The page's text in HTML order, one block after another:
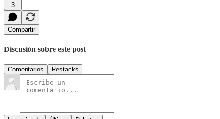
3
Compartir
Discusión sobre este post
Comentarios Restacks